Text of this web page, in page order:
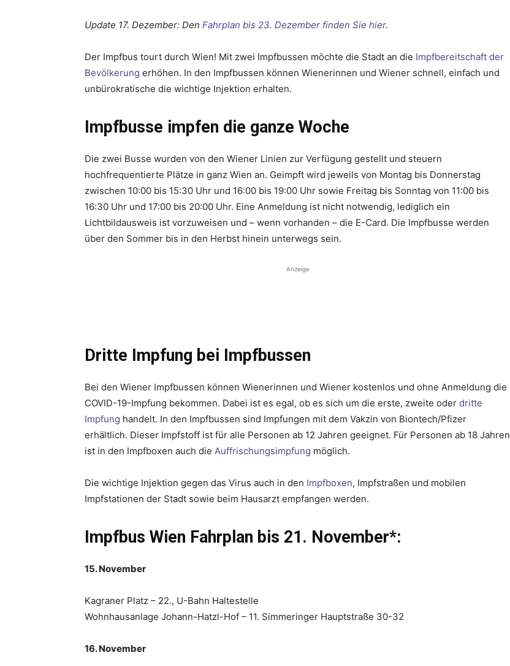
Update 17. Dezember: Den Fahrplan bis 23. Dezember finden Sie hier.
Der Impfbus tourt durch Wien! Mit zwei Impfbussen möchte die Stadt an die Impfbereitschaft der
Bevölkerung erhöhen. In den Impfbussen können Wienerinnen und Wiener schnell, einfach und
unbürokratische die wichtige Injektion erhalten.
Impfbusse impfen die ganze Woche
Die zwei Busse wurden von den Wiener Linien zur Verfügung gestellt und steuern
hochfrequentierte Plätze in ganz Wien an. Geimpft wird jeweils von Montag bis Donnerstag
zwischen 10:00 bis 15:30 Uhr und 16:00 bis 19:00 Uhr sowie Freitag bis Sonntag von 11:00 bis
16:30 Uhr und 17:00 bis 20:00 Uhr. Eine Anmeldung ist nicht notwendig, lediglich ein
Lichtbildausweis ist vorzuweisen und – wenn vorhanden – die E-Card. Die Impfbusse werden
über den Sommer bis in den Herbst hinein unterwegs sein.
Anzeige
Dritte Impfung bei Impfbussen
Bei den Wiener Impfbussen können Wienerinnen und Wiener kostenlos und ohne Anmeldung die
COVID-19-Impfung bekommen. Dabei ist es egal, ob es sich um die erste, zweite oder dritte
Impfung handelt. In den Impfbussen sind Impfungen mit dem Vakzin von Biontech/Pfizer
erhältlich. Dieser Impfstoff ist für alle Personen ab 12 Jahren geeignet. Für Personen ab 18 Jahren
ist in den Impfboxen auch die Auffrischungsimpfung möglich.
Die wichtige Injektion gegen das Virus auch in den Impfboxen, Impfstraßen und mobilen
Impfstationen der Stadt sowie beim Hausarzt empfangen werden.
Impfbus Wien Fahrplan bis 21. November*:
15. November
Kagraner Platz – 22., U-Bahn Haltestelle
Wohnhausanlage Johann-Hatzl-Hof – 11. Simmeringer Hauptstraße 30-32
16. November